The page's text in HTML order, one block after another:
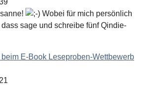
Wobei für mich persönlich
sage und schreibe fünf Qindie-
beim E-Book Leseproben-Wettbewerb